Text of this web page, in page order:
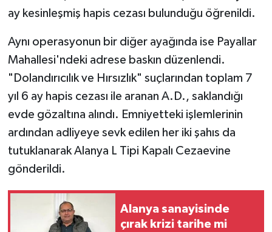
ay kesinleşmiş hapis cezası bulunduğu öğrenildi.
Aynı operasyonun bir diğer ayağında ise Payallar
Mahallesi'ndeki adrese baskın düzenlendi.
"Dolandırıcılık ve Hırsızlık" suçlarından toplam 7
yıl 6 ay hapis cezası ile aranan A.D., saklandığı
evde gözaltına alındı. Emniyetteki işlemlerinin
ardından adliyeye sevk edilen her iki şahıs da
tutuklanarak Alanya L Tipi Kapalı Cezaevine
gönderildi.
Alanya sanayisinde
çırak krizi tarihe mi